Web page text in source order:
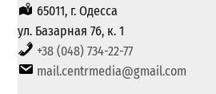
65011, г. Одесса
ул. Базарная 76, к. 1
+38 (048) 734-22-77
mail.centrmedia@gmail.com